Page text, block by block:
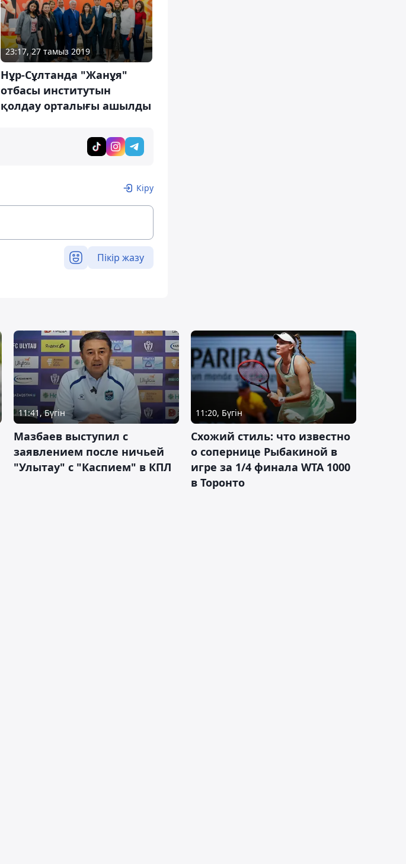
23:17, 27 тамыз 2019
Нұр-Сұлтанда "Жанұя"
отбасы институтын
қолдау орталығы ашылды
Кіру
Пікір жазу
11:41, Бүгін
Мазбаев выступил с
заявлением после ничьей
"Улытау" с "Каспием" в КПЛ
11:20, Бүгін
Схожий стиль: что известно
о сопернице Рыбакиной в
игре за 1/4 финала WTA 1000
в Торонто